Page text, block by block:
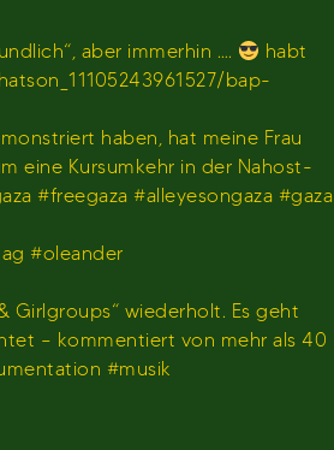
aber immerhin ….
habt
bap-
haben, hat meine Frau
eine Kursumkehr in der Nahost-
#freegaza #alleyesongaza #gaza
#oleander
Girlgroups“ wiederholt. Es geht
– kommentiert von mehr als 40
#musik